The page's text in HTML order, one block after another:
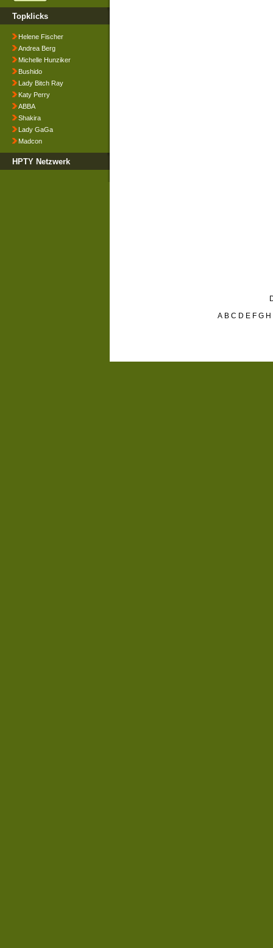
Topklicks
Helene Fischer
Andrea Berg
Michelle Hunziker
Bushido
Lady Bitch Ray
Katy Perry
ABBA
Shakira
Lady GaGa
Madcon
HPTY Netzwerk
A B C D E F G H